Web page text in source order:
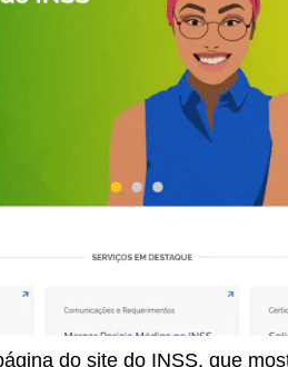
do site do INSS, que